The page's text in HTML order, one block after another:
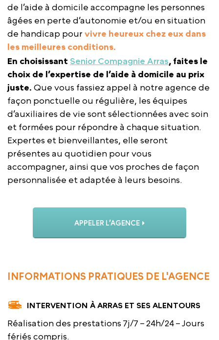
de l’aide à domicile accompagne les personnes
âgées en perte d’autonomie et/ou en situation
de handicap pour vivre heureux chez eux dans
les meilleures conditions.
En choisissant Senior Compagnie Arras, faites le
choix de l’expertise de l’aide à domicile au prix
juste. Que vous fassiez appel à notre agence de
façon ponctuelle ou régulière, les équipes
d’auxiliaires de vie sont sélectionnées avec soin
et formées pour répondre à chaque situation.
Expertes et bienveillantes, elle seront
présentes au quotidien pour vous
accompagner, ainsi que vos proches de façon
personnalisée et adaptée à leurs besoins.
APPELER L’AGENCE
INFORMATIONS PRATIQUES DE L'AGENCE
INTERVENTION À ARRAS ET SES ALENTOURS
Réalisation des prestations 7j/7 – 24h/24 – Jours
fériés compris.